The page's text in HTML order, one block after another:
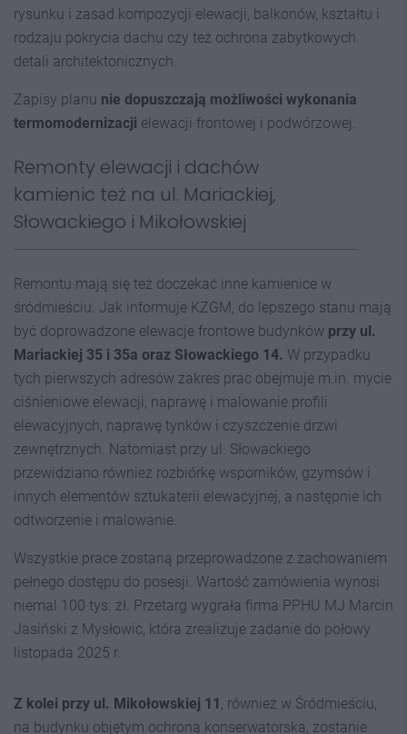
rysunku i zasad kompozycji elewacji, balkonów, kształtu i
rodzaju pokrycia dachu czy też ochrona zabytkowych
detali architektonicznych.
Zapisy planu nie dopuszczają możliwości wykonania
termomodernizacji elewacji frontowej i podwórzowej.
Remonty elewacji i dachów
kamienic też na ul. Mariackiej,
Słowackiego i Mikołowskiej
Remontu mają się też doczekać inne kamienice w
śródmieściu. Jak informuje KZGM, do lepszego stanu mają
być doprowadzone elewacje frontowe budynków przy ul.
Mariackiej 35 i 35a oraz Słowackiego 14. W przypadku
tych pierwszych adresów zakres prac obejmuje m.in. mycie
ciśnieniowe elewacji, naprawę i malowanie profili
elewacyjnych, naprawę tynków i czyszczenie drzwi
zewnętrznych. Natomiast przy ul. Słowackiego
przewidziano również rozbiórkę wsporników, gzymsów i
innych elementów sztukaterii elewacyjnej, a następnie ich
odtworzenie i malowanie.
Wszystkie prace zostaną przeprowadzone z zachowaniem
pełnego dostępu do posesji. Wartość zamówienia wynosi
niemal 100 tys. zł. Przetarg wygrała firma PPHU MJ Marcin
Jasiński z Mysłowic, która zrealizuje zadanie do połowy
listopada 2025 r.
Z kolei przy ul. Mikołowskiej 11 , również w Śródmieściu,
na budynku objętym ochroną konserwatorską, zostanie